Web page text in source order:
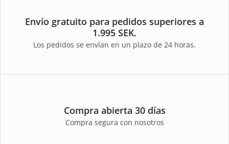
Envío gratuito para pedidos superiores a
1.995 SEK.
Los pedidos se envían en un plazo de 24 horas.
Compra abierta 30 días
Compra segura con nosotros